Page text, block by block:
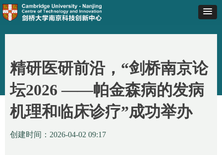
机理和临床诊疗”成功举办
创建时间： 2026-04-02 09:17
精研医研前沿，“剑桥南京论
坛2026 ——帕金森病的发病
机理和临床诊疗”成功举办